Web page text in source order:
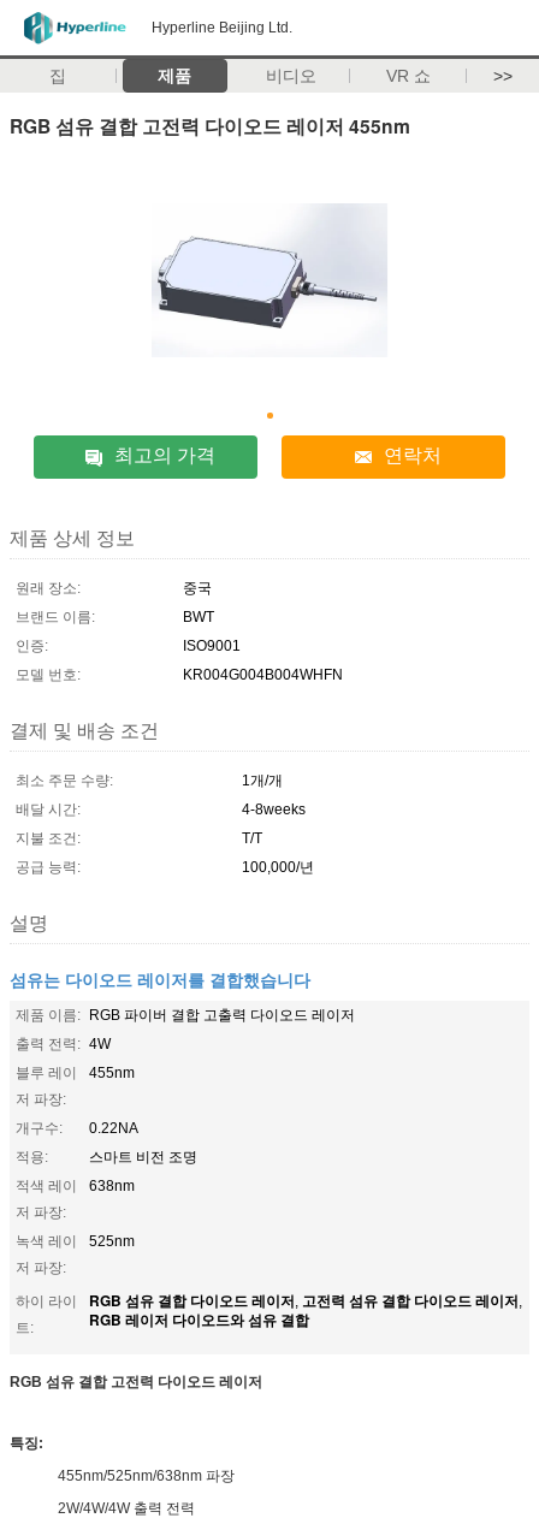
Hyperline Beijing Ltd.
집 제품 비디오 VR 쇼 >>
RGB 섬유 결합 고전력 다이오드 레이저 455nm
최고의 가격 연락처
제품 상세 정보
원래 장소:
중국
브랜드 이름:
BWT
인증:
ISO9001
모델 번호:
KR004G004B004WHFN
결제 및 배송 조건
최소 주문 수량:
1개/개
배달 시간:
4-8weeks
지불 조건:
T/T
공급 능력:
100,000/년
설명
섬유는 다이오드 레이저를 결합했습니다
제품 이름: RGB 파이버 결합 고출력 다이오드 레이저
출력 전력: 4W
블루 레이
저 파장:
455nm
개구수:
0.22NA
적용:
스마트 비전 조명
적색 레이
저 파장:
638nm
녹색 레이
저 파장:
525nm
하이 라이
트:
RGB 섬유 결합 다이오드 레이저, 고전력 섬유 결합 다이오드 레이저,
RGB 레이저 다이오드와 섬유 결합
RGB 섬유 결합 고전력 다이오드 레이저
특징:
455nm/525nm/638nm 파장
2W/4W/4W 출력 전력